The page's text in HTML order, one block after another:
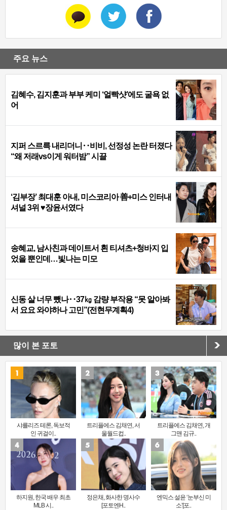
주요 뉴스
김혜수, 김지훈과 부부 케미 ‘얼빡샷’에도 굴욕 없
어
지퍼 스르륵 내리더니‥비비, 선정성 논란 터졌다
“왜 저래vs이게 워터밤” 시끌
‘김부장’ 최대훈 아내, 미스코리아 善+미스 인터내
셔널 3위 ♥장윤서였다
송혜교, 남사친과 데이트서 흰 티셔츠+청바지 입
었을 뿐인데…빛나는 미모
신동 살 너무 뺐나‥37㎏ 감량 부작용 “못 알아봐
서 요요 와야하나 고민”(전현무계획4)
많이 본 포토
샤를리즈 테론, 독보적
인 귀걸이..
트리플에스 김채연, 서
울월드컵..
트리플에스 김채연, 개
그맨 김규..
하지원, 한국 배우 최초
MLB 시..
정은채, 화사한 명사수
[포토엔H..
엔믹스 설윤 ‘눈부신 미
소’[포..